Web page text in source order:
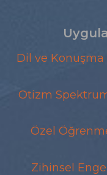
Dil ve
Otizm
Özel
Zihinsel